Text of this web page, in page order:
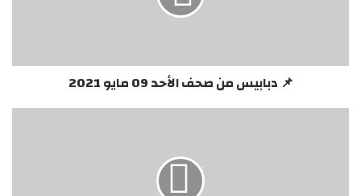
📌 دبابيس من صحف الأحد 09 مايو 2021